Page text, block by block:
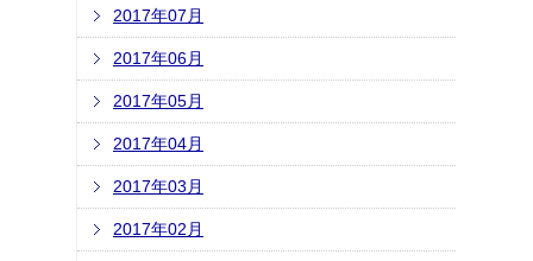
2017年07月
2017年06月
2017年05月
2017年04月
2017年03月
2017年02月